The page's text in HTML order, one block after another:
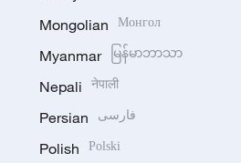
Mongolian Монгол
Myanmar မြန်မာဘာသာ
Nepali नेपाली
Persian فارسی
Polish Polski